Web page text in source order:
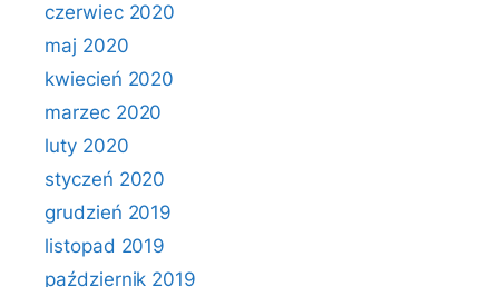
czerwiec 2020
maj 2020
kwiecień 2020
marzec 2020
luty 2020
styczeń 2020
grudzień 2019
listopad 2019
październik 2019